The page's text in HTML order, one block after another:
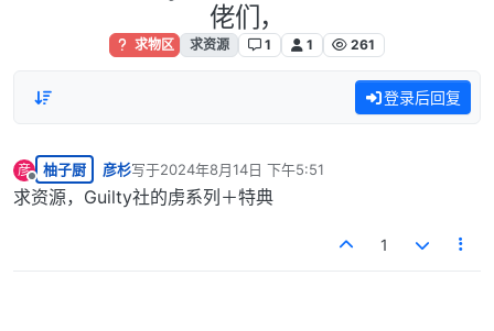
佬们，
求物区 求资源 1 1 261
登录后回复
彦
离线
柚子厨 彦杉写于2024年8月14日 下午5:51
最后由 编辑
求资源，Guilty社的虏系列＋特典
1